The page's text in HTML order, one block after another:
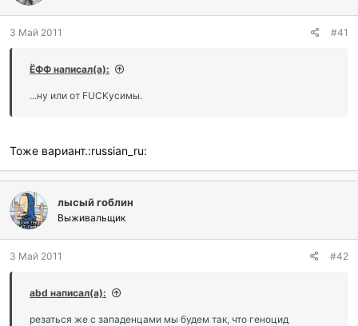
м
ы
а
3 Май 2011 #41
ЁФФ написал(а):
...ну или от FUCKусимы.
Тоже вариант.:russian_ru:
лысый гоблин
Выживальщик
3 Май 2011 #42
abd написал(а):
резаться же с западенцами мы будем так, что геноцид